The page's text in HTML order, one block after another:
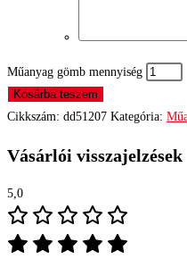
Műanyag gömb mennyiség
Kosárba teszem
Cikkszám: dd51207 Kategória:
Vásárlói visszajelzések
5,0